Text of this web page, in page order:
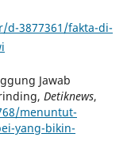
3877361/fakta-di-
Jawab
Detiknews,
menuntut-
yang-bikin-